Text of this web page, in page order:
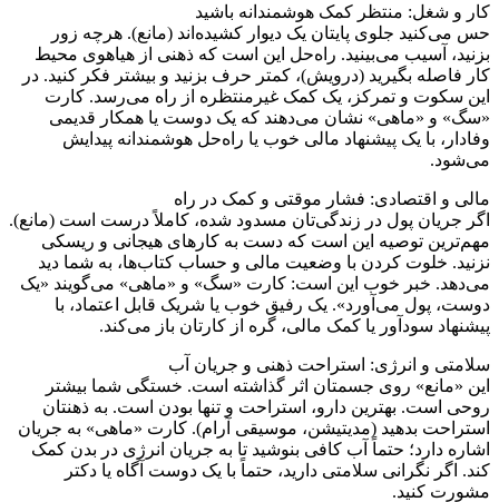
کار و شغل: منتظر کمک هوشمندانه باشید
حس می‌کنید جلوی پایتان یک دیوار کشیده‌اند (مانع). هرچه زور
بزنید، آسیب می‌بینید. راه‌حل این است که ذهنی از هیاهوی محیط
کار فاصله بگیرید (درویش)، کمتر حرف بزنید و بیشتر فکر کنید. در
این سکوت و تمرکز، یک کمک غیرمنتظره از راه می‌رسد. کارت
«سگ» و «ماهی» نشان می‌دهند که یک دوست یا همکار قدیمی
وفادار، با یک پیشنهاد مالی خوب یا راه‌حل هوشمندانه پیدایش
می‌شود.
مالی و اقتصادی: فشار موقتی و کمک در راه
اگر جریان پول در زندگی‌تان مسدود شده، کاملاً درست است (مانع).
مهم‌ترین توصیه این است که دست به کارهای هیجانی و ریسکی
نزنید. خلوت کردن با وضعیت مالی و حساب کتاب‌ها، به شما دید
می‌دهد. خبر خوب این است: کارت «سگ» و «ماهی» می‌گویند «یک
دوست، پول می‌آورد». یک رفیق خوب یا شریک قابل اعتماد، با
پیشنهاد سودآور یا کمک مالی، گره از کارتان باز می‌کند.
سلامتی و انرژی: استراحت ذهنی و جریان آب
این «مانع» روی جسمتان اثر گذاشته است. خستگی شما بیشتر
روحی است. بهترین دارو، استراحت و تنها بودن است. به ذهنتان
استراحت بدهید (مدیتیشن، موسیقی آرام). کارت «ماهی» به جریان
اشاره دارد؛ حتماً آب کافی بنوشید تا به جریان انرژی در بدن کمک
کند. اگر نگرانی سلامتی دارید، حتماً با یک دوست آگاه یا دکتر
مشورت کنید.